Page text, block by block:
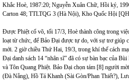
Khắc Hoè, 1987:20; Nguyễn Xuân Chữ, Hồi ký,
Carton 48; TTLTQG 3 (Hà Nội), Kho Quốc Hội
Được Phiệt cổ võ, tối 17/3, Hoè thành công trong
loạt từ chức, để Bảo Đại được tự do, với sự trơ giúp
mới. 2 giờ chiều Thứ Hai, 19/3, trong khí thế cách
Đại danh sách 14 “nhân sĩ” đã có sự bàn bạc của
và Tôn Quang Phiệt. Bảo Đại chọn tám [8] người
(Đà Nẵng), Hồ Tá Khanh (Sài Gòn/Phan Thiết?),